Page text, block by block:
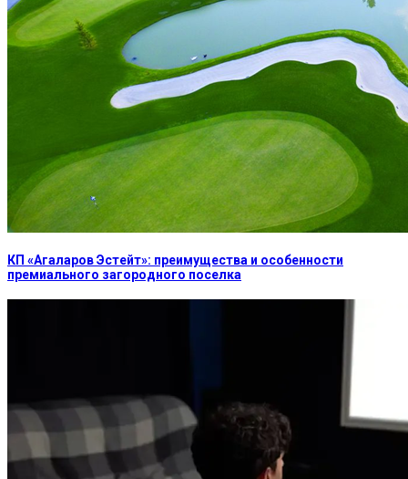
КП «Агаларов Эстейт»: преимущества и особенности
премиального загородного поселка